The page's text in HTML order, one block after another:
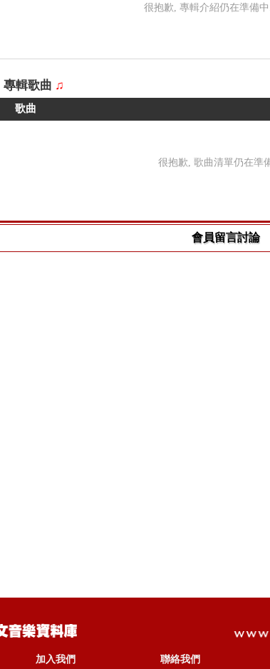
很抱歉, 專輯介紹仍在準備
專輯歌曲 ♫
歌曲
很抱歉, 歌曲清單仍在準
會員留言討論
加入我們 聯絡我們